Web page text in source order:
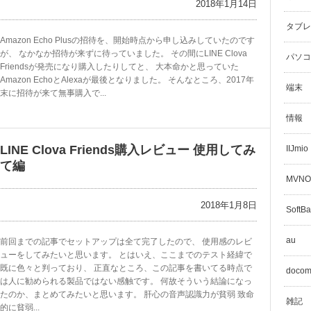
2018年1月14日
Amazon Echo Plusの招待を、開始時点から申し込みしていたのです
が、 なかなか招待が来ずに待っていました。 その間にLINE Clova
Friendsが発売になり購入したりしてと、 大本命かと思っていた
Amazon EchoとAlexaが最後となりました。 そんなところ、2017年
末に招待が来て無事購入で...
LINE Clova Friends購入レビュー 使用してみ
て編
2018年1月8日
前回までの記事でセットアップは全て完了したので、 使用感のレビ
ューをしてみたいと思います。 とはいえ、ここまでのテスト経緯で
既に色々と判っており、 正直なところ、この記事を書いてる時点で
は人に勧められる製品ではない感触です。 何故そういう結論になっ
たのか、まとめてみたいと思います。 肝心の音声認識力が貧弱 致命
的に貧弱...
タブ
パソ
端末
情報
IIJmio
MVNO
au
雑記